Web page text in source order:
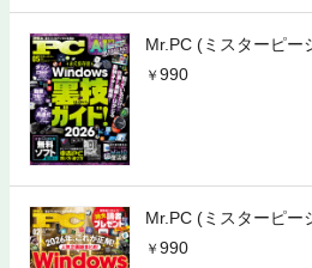
Mr.PC (ミスターピー
990
Mr.PC (ミスターピー
990